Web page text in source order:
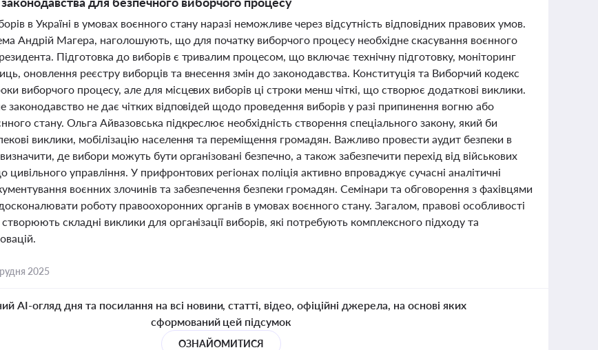
в Україні в умовах воєнного стану наразі неможливе через відсутність відповідних правових умов.
Андрій Магера, наголошують, що для початку виборчого процесу необхідне скасування воєнного
Підготовка до виборів є тривалим процесом, що включає технічну підготовку, моніторинг
оновлення реєстру виборців та внесення змін до законодавства. Конституція та Виборчий кодекс
виборчого процесу, але для місцевих виборів ці строки менш чіткі, що створює додаткові виклики.
законодавство не дає чітких відповідей щодо проведення виборів у разі припинення вогню або
стану. Ольга Айвазовська підкреслює необхідність створення спеціального закону, який би
виклики, мобілізацію населення та переміщення громадян. Важливо провести аудит безпеки в
де вибори можуть бути організовані безпечно, а також забезпечити перехід від військових
цивільного управління. У прифронтових регіонах поліція активно впроваджує сучасні аналітичні
воєнних злочинів та забезпечення безпеки громадян. Семінари та обговорення з фахівцями
роботу правоохоронних органів в умовах воєнного стану. Загалом, правові особливості
складні виклики для організації виборів, які потребують комплексного підходу та
2025
AI-огляд дня та посилання на всі новини, статті, відео, офіційні джерела, на основі яких
сформований цей підсумок
ОЗНАЙОМИТИСЯ